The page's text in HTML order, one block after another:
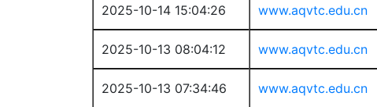
2025-10-14 15:04:26 www.aqvtc.edu.cn
2025-10-13 08:04:12 www.aqvtc.edu.cn
2025-10-13 07:34:46 www.aqvtc.edu.cn